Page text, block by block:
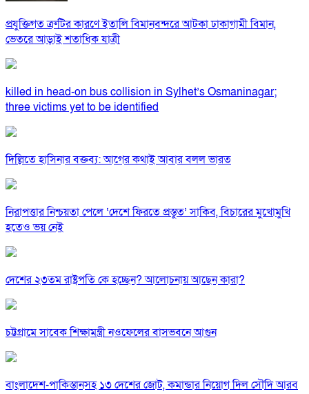
প্রযুক্তিগত ত্রুটির কারণে ইতালি বিমানবন্দরে আটকা ঢাকাগামী বিমান,
ভেতরে আড়াই শতাধিক যাত্রী
killed in head-on bus collision in Sylhet’s Osmaninagar;
three victims yet to be identified
দিল্লিতে হাসিনার বক্তব্য: আগের কথাই আবার বলল ভারত
নিরাপত্তার নিশ্চয়তা পেলে ‘দেশে ফিরতে প্রস্তুত’ সাকিব, বিচারের মুখোমুখি
হতেও ভয় নেই
দেশের ২৩তম রাষ্ট্রপতি কে হচ্ছেন? আলোচনায় আছেন কারা?
চট্টগ্রামে সাবেক শিক্ষামন্ত্রী নওফেলের বাসভবনে আগুন
বাংলাদেশ-পাকিস্তানসহ ১৩ দেশের জোট, কমান্ডার নিয়োগ দিল সৌদি আরব